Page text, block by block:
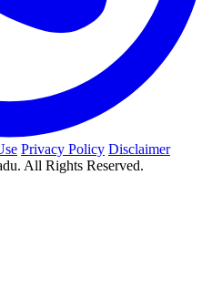
Privacy Policy Disclaimer
All Rights Reserved.